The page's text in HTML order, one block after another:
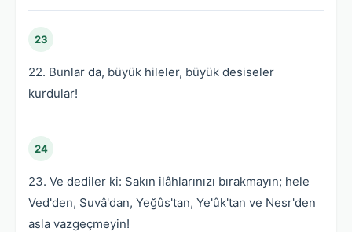
23
22. Bunlar da, büyük hileler, büyük desiseler
kurdular!
24
23. Ve dediler ki: Sakın ilâhlarınızı bırakmayın; hele
Ved'den, Suvâ'dan, Yeğûs'tan, Ye'ûk'tan ve Nesr'den
asla vazgeçmeyin!